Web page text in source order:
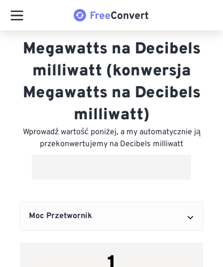
Megawatts na Decibels
milliwatt (konwersja
Megawatts na Decibels
milliwatt)
Wprowadź wartość poniżej, a my automatycznie ją
przekonwertujemy na Decibels milliwatt